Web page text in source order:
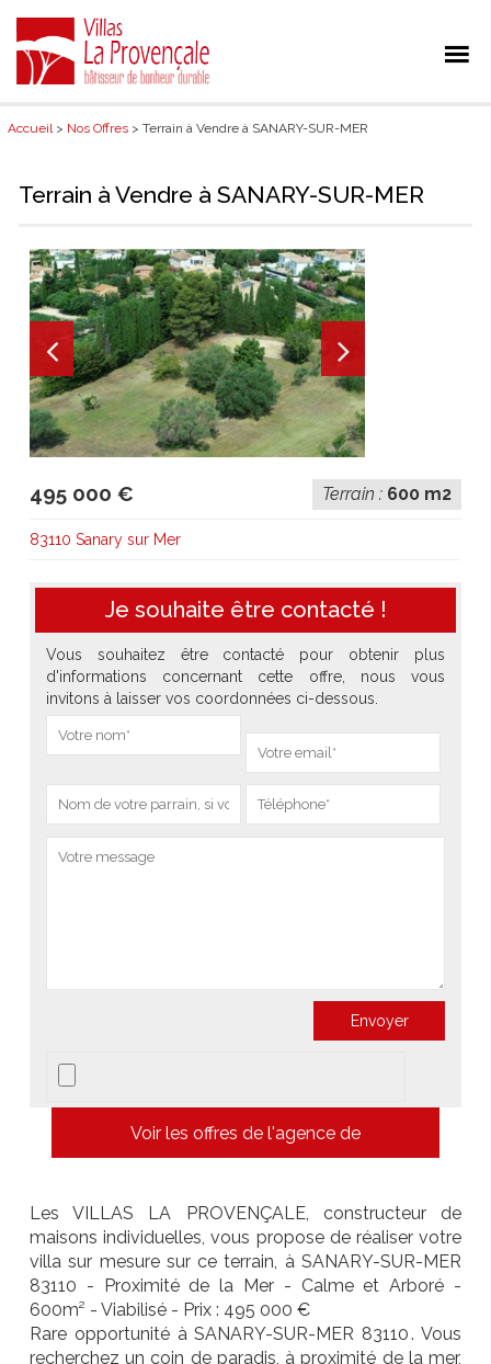
Accueil> Nos Offres > Terrain à Vendre à SANARY-SUR-MER
Terrain à Vendre à SANARY-SUR-MER
495 000 € Terrain : 600 m2
83110 Sanary sur Mer
Je souhaite être contacté !
Vous souhaitez être contacté pour obtenir plus
d'informations concernant cette offre, nous vous
invitons à laisser vos coordonnées ci-dessous.
Voir les offres de l'agence de
Les VILLAS LA PROVENÇALE, constructeur de
maisons individuelles, vous propose de réaliser votre
villa sur mesure sur ce terrain, à SANARY-SUR-MER
83110 - Proximité de la Mer - Calme et Arboré -
600m² - Viabilisé - Prix : 495 000 €
Rare opportunité à SANARY-SUR-MER 83110 . Vous
recherchez un coin de paradis, à proximité de la mer,